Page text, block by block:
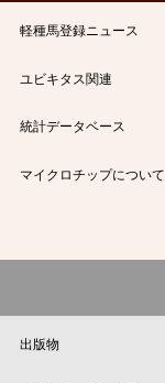
軽種馬登録ニュース
ユビキタス関連
統計データベース
マイクロチップについて
出版物